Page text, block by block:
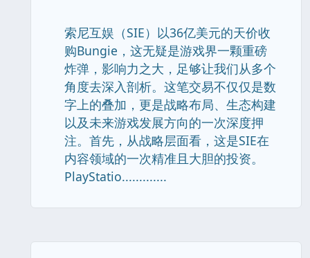
索尼互娱（SIE）以36亿美元的天价收
购Bungie，这无疑是游戏界一颗重磅
炸弹，影响力之大，足够让我们从多个
角度去深入剖析。这笔交易不仅仅是数
字上的叠加，更是战略布局、生态构建
以及未来游戏发展方向的一次深度押
注。首先，从战略层面看，这是SIE在
内容领域的一次精准且大胆的投资。
PlayStatio.............